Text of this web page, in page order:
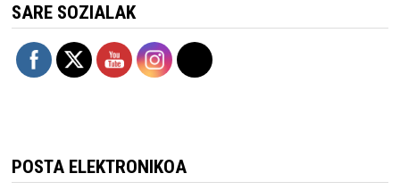
SARE SOZIALAK
POSTA ELEKTRONIKOA